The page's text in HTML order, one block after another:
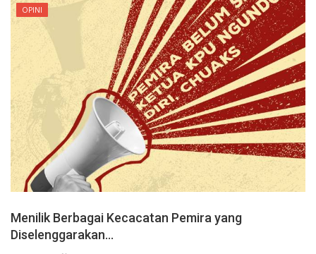
OPINI
Menilik Berbagai Kecacatan Pemira yang
Diselenggarakan...